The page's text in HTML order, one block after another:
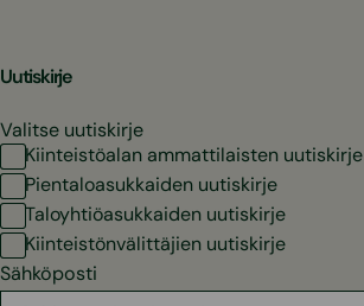
Uutiskirje
Valitse uutiskirje
Kiinteistöalan ammattilaisten uutiskirje
Pientaloasukkaiden uutiskirje
Taloyhtiöasukkaiden uutiskirje
Kiinteistönvälittäjien uutiskirje
Sähköposti